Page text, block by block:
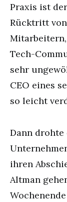
Praxis ist
Rücktritt
Tech-
sehr
CEO eines
so leicht
Dann drohte
ihren
Altman